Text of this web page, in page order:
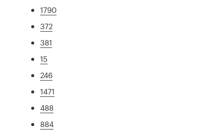
1790
372
381
15
246
1471
488
884